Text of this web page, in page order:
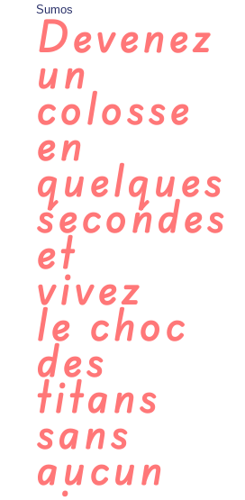
Sumos
Devenez
un
colosse
en
quelques
secondes
et
vivez
le choc
des
titans
sans
aucun